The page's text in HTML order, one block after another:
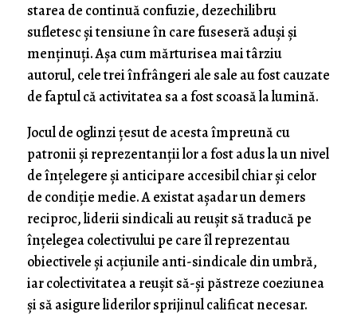
starea de continuă confuzie, dezechilibru
sufletesc şi tensiune în care fuseseră aduşi şi
menţinuţi. Aşa cum mărturisea mai târziu
autorul, cele trei înfrângeri ale sale au fost cauzate
de faptul că activitatea sa a fost scoasă la lumină.
Jocul de oglinzi ţesut de acesta împreună cu
patronii şi reprezentanţii lor a fost adus la un nivel
de înţelegere şi anticipare accesibil chiar şi celor
de condiţie medie. A existat aşadar un demers
reciproc, liderii sindicali au reuşit să traducă pe
înţelegea colectivului pe care îl reprezentau
obiectivele şi acţiunile anti-sindicale din umbră,
iar colectivitatea a reuşit să-şi păstreze coeziunea
şi să asigure liderilor sprijinul calificat necesar.